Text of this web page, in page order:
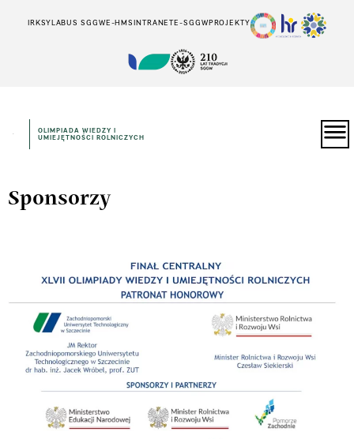
IRKSYLABUS SGGWE-HMSINTRANETE-SGGWPROJEKTY
OLIMPIADA WIEDZY I
UMIEJĘTNOŚCI ROLNICZYCH
Sponsorzy